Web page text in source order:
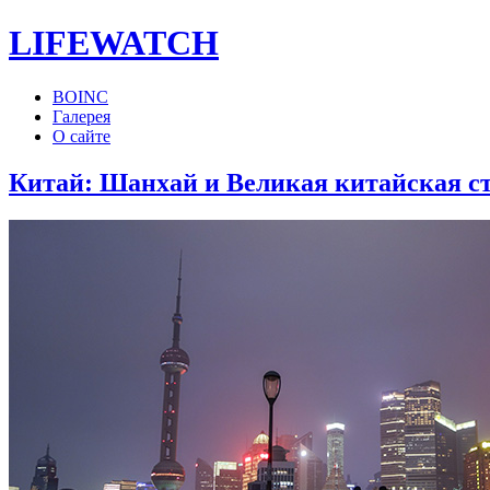
LIFEWATCH
BOINC
Галерея
О сайте
Китай: Шанхай и Великая китайская